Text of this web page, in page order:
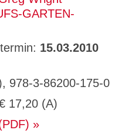
GARTEN-
15.03.2010
978-3-86200-175-0
17,20 (A)